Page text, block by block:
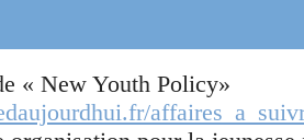
« New Youth Policy»